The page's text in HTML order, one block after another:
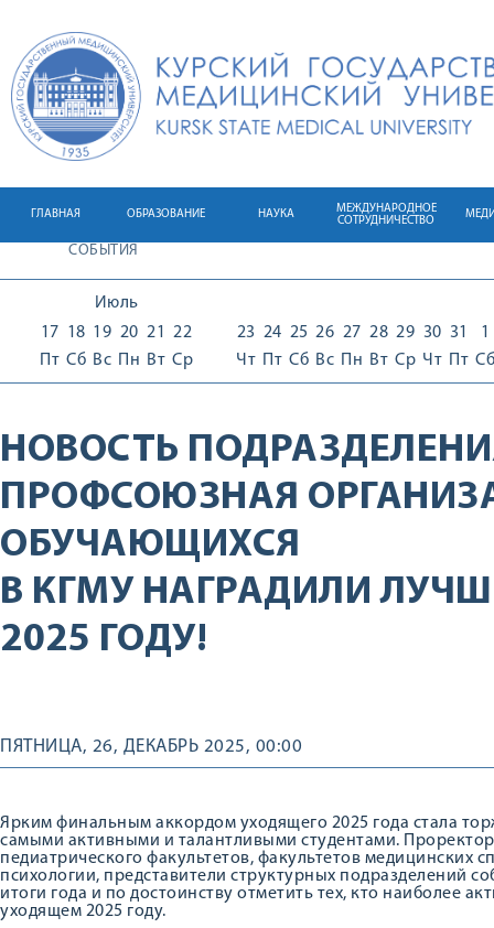
ГЛАВНАЯ ОБРАЗОВАНИЕ НАУКА
МЕЖДУНАРОДНОЕ
СОТРУДНИЧЕСТВО
СОБЫТИЯ
Июль
17
Пт
18
Сб
19
Вс
20
Пн
21
Вт
22
Ср
23
Чт
24
Пт
25
Сб
26
Вс
27
Пн
28
Вт
29
Ср
30
Чт
31
Пт
1
Сб
НОВОСТЬ
ПРОФСОЮЗНАЯ
ОБУЧАЮЩИХСЯ
В КГМУ НАГРАДИЛИ
2025 ГОДУ!
ПЯТНИЦА, 26, ДЕКАБРЬ 2025, 00:00
Ярким финальным аккордом уходящего 2025 года стала
самыми активными и талантливыми студентами.
педиатрического факультетов, факультетов медицинских
психологии, представители структурных подразделений
итоги года и по достоинству отметить тех, кто наиболее
уходящем 2025 году.